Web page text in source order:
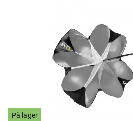
På lager